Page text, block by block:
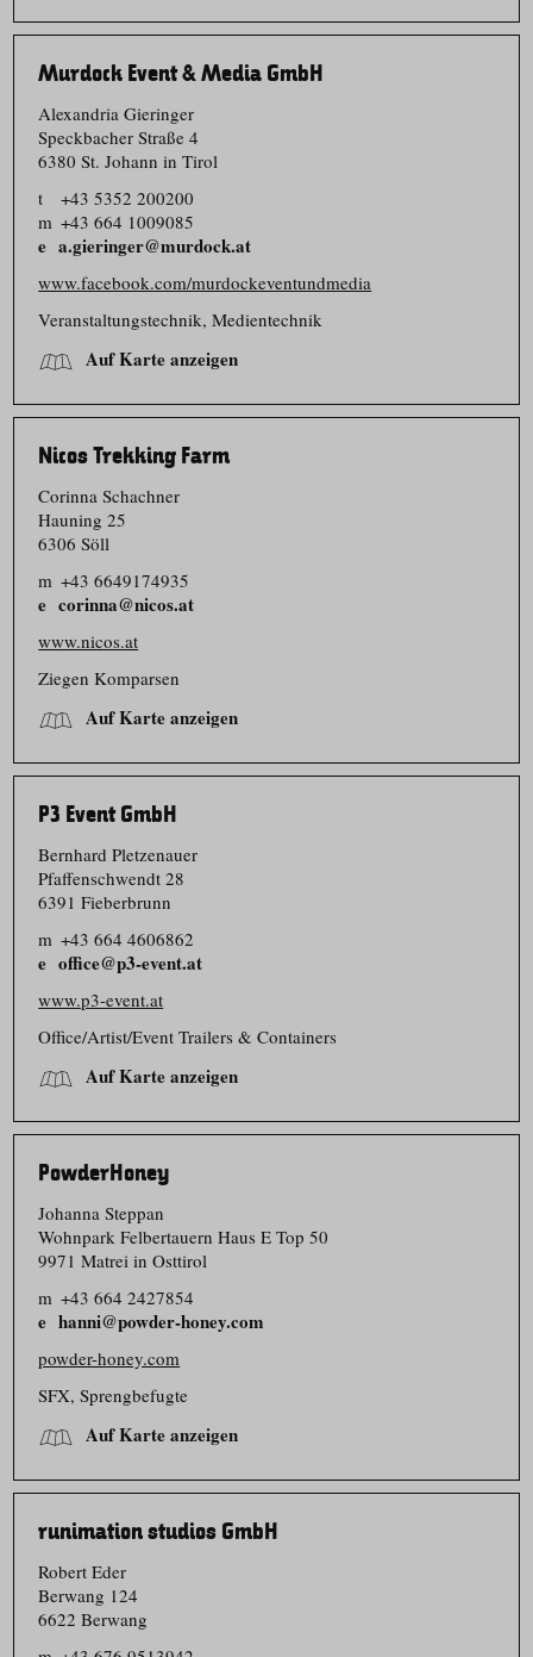
Murdock Event & Media GmbH
Alexandria Gieringer
Speckbacher Straße 4
6380 St. Johann in Tirol
t
+43 5352 200200
m +43 664 1009085
a.gieringer@murdock.at
www.facebook.com/murdockeventundmedia
Veranstal­tungstechnik, Medientechnik
Auf Karte anzeigen
Nicos Trekking Farm
Corinna Schachner
Hauning 25
6306 Söll
m +43 6649174935
corinna@nicos.at
www.nicos.at
Ziegen Komparsen
Auf Karte anzeigen
P3 Event GmbH
Bernhard Pletzenauer
Pfaffenschwendt 28
6391 Fieberbrunn
m +43 664 4606862
office@p3-event.at
www.p3-event.at
Office/​Artist/​Event Trailers & Containers
Auf Karte anzeigen
PowderHoney
Johanna Steppan
Wohnpark Felbertauern Haus E Top 50
9971 Matrei in Osttirol
m +43 664 2427854
hanni@powder-honey.com
powder-honey.com
SFX, Sprengbefugte
Auf Karte anzeigen
runimation studios GmbH
Robert Eder
Berwang 124
6622 Berwang